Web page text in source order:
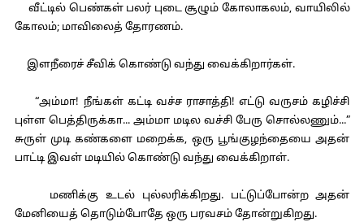
வீட்டில் பெண்கள் பலர் புடை சூழும் கோலாகலம், வாயிலில்
கோலம்; மாவிலைத் தோரணம்.
இளநீரைச் சீவிக் கொண்டு வந்து வைக்கிறார்கள்.
“அம்மா! நீங்கள் கட்டி வச்ச ராசாத்தி! எட்டு வருசம் கழிச்சி
புள்ள பெத்திருக்கா... அம்மா மடில வச்சி பேரு சொல்லணும்...”
சுருள் முடி கண்களை மறைக்க, ஒரு பூங்குழந்தையை அதன்
பாட்டி இவள் மடியில் கொண்டு வந்து வைக்கிறாள்.
மணிக்கு உடல் புல்லரிக்கிறது. பட்டுப்போன்ற அதன்
மேனியைத் தொடும்போதே ஒரு பரவசம் தோன்றுகிறது.